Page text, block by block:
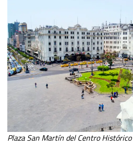
Plaza San Martín del Centro